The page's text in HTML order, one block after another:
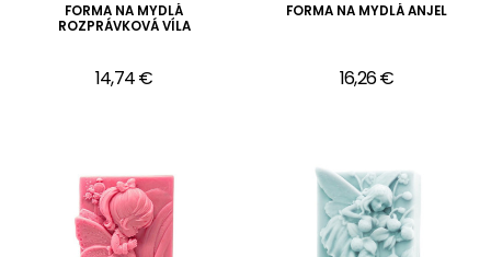
FORMA NA MYDLÁ
ROZPRÁVKOVÁ VÍLA
14,74 €
FORMA NA MYDLÁ ANJEL
16,26 €